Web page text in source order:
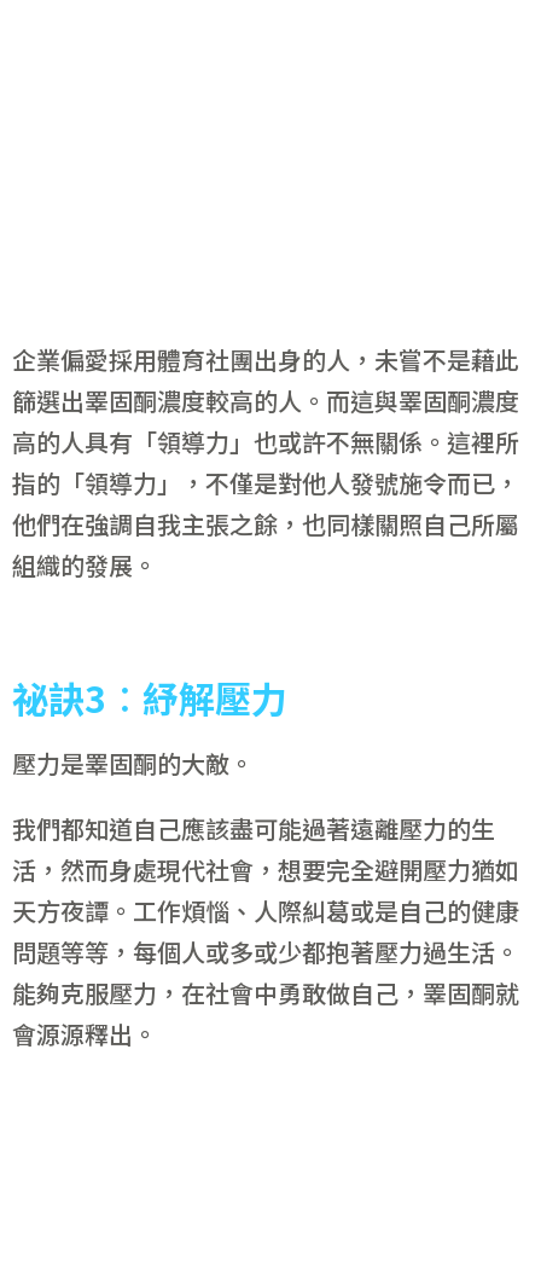
企業偏愛採用體育社團出身的人，未嘗不是藉此
篩選出睪固酮濃度較高的人。而這與睪固酮濃度
高的人具有「領導力」也或許不無關係。這裡所
指的「領導力」，不僅是對他人發號施令而已，
他們在強調自我主張之餘，也同樣關照自己所屬
組織的發展。
祕訣3 ︰ 紓解壓力
壓力是睪固酮的大敵。
我們都知道自己應該盡可能過著遠離壓力的生
活，然而身處現代社會，想要完全避開壓力猶如
天方夜譚。工作煩惱、人際糾葛或是自己的健康
問題等等，每個人或多或少都抱著壓力過生活。
能夠克服壓力，在社會中勇敢做自己，睪固酮就
會源源釋出。